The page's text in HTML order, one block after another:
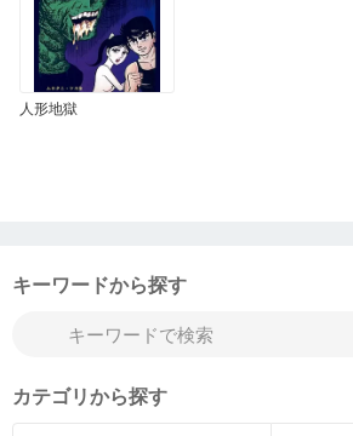
人形地獄
キーワードから探す
カテゴリから探す